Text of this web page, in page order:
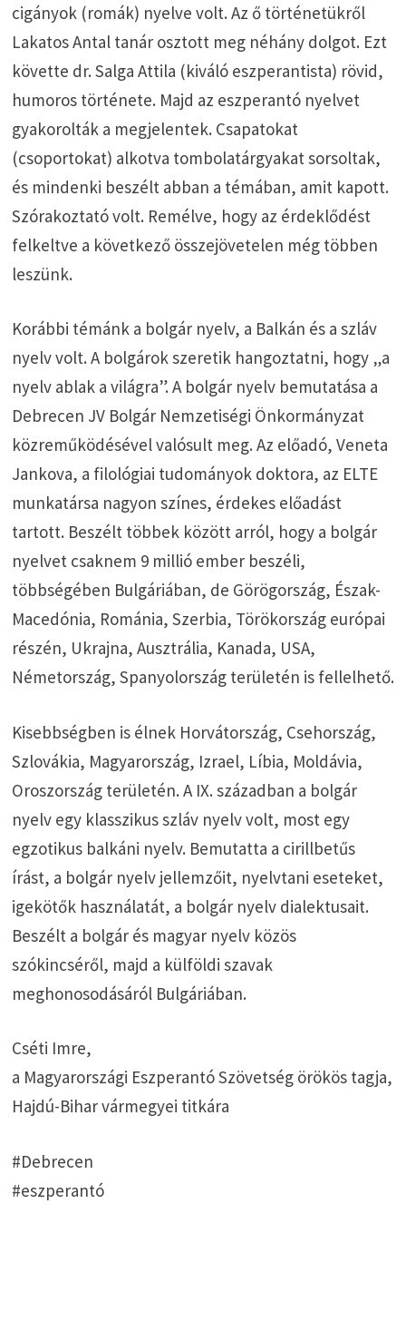
cigányok (romák) nyelve volt. Az ő történetükről
Lakatos Antal tanár osztott meg néhány dolgot. Ezt
követte dr. Salga Attila (kiváló eszperantista) rövid,
humoros története. Majd az eszperantó nyelvet
gyakorolták a megjelentek. Csapatokat
(csoportokat) alkotva tombolatárgyakat sorsoltak,
és mindenki beszélt abban a témában, amit kapott.
Szórakoztató volt. Remélve, hogy az érdeklődést
felkeltve a következő összejövetelen még többen
leszünk.
Korábbi témánk a bolgár nyelv, a Balkán és a szláv
nyelv volt. A bolgárok szeretik hangoztatni, hogy „a
nyelv ablak a világra”. A bolgár nyelv bemutatása a
Debrecen JV Bolgár Nemzetiségi Önkormányzat
közreműködésével valósult meg. Az előadó, Veneta
Jankova, a filológiai tudományok doktora, az ELTE
munkatársa nagyon színes, érdekes előadást
tartott. Beszélt többek között arról, hogy a bolgár
nyelvet csaknem 9 millió ember beszéli,
többségében Bulgáriában, de Görögország, Észak-
Macedónia, Románia, Szerbia, Törökország európai
részén, Ukrajna, Ausztrália, Kanada, USA,
Németország, Spanyolország területén is fellelhető.
Kisebbségben is élnek Horvátország, Csehország,
Szlovákia, Magyarország, Izrael, Líbia, Moldávia,
Oroszország területén. A IX. században a bolgár
nyelv egy klasszikus szláv nyelv volt, most egy
egzotikus balkáni nyelv. Bemutatta a cirillbetűs
írást, a bolgár nyelv jellemzőit, nyelvtani eseteket,
igekötők használatát, a bolgár nyelv dialektusait.
Beszélt a bolgár és magyar nyelv közös
szókincséről, majd a külföldi szavak
meghonosodásáról Bulgáriában.
Cséti Imre,
a Magyarországi Eszperantó Szövetség örökös tagja,
Hajdú-Bihar vármegyei titkára
#Debrecen
#eszperantó